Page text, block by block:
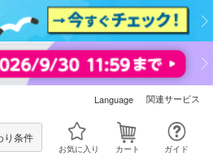
Language 関連サービス
り条件
お気に入り カート ガイド